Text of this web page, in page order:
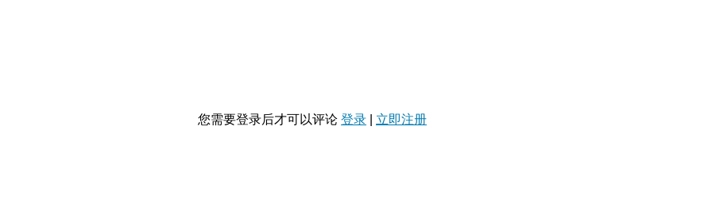
您需要登录后才可以评论 登录 立即注册